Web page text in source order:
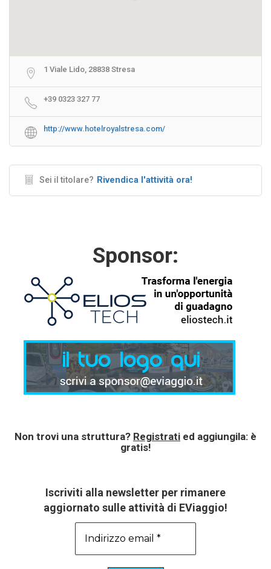
1 Viale Lido, 28838 Stresa
+39 0323 327 77
http://www.hotelroyalstresa.com/
Sei il titolare? Rivendica l'attività ora!
Sponsor:
Non trovi una struttura? Registrati ed aggiungila: è
gratis!
Iscriviti alla newsletter per rimanere
aggiornato sulle attività di EViaggio!